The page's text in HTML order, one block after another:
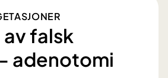
falsk
adenotomi